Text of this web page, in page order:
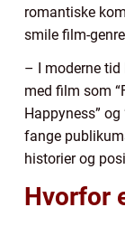
romantiske
smile film-
– I moderne
med film som
Happyness”
fange
historier og
Hvorfor